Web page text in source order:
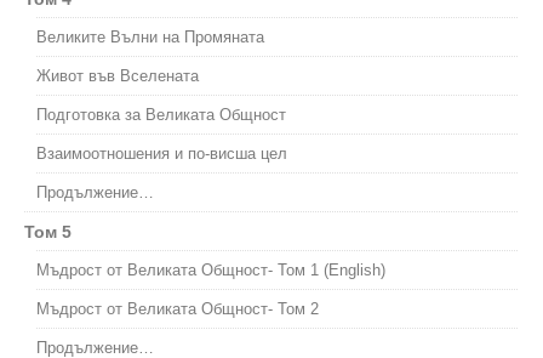
Великите Вълни на Промяната
Живот във Вселената
Подготовка за Великата Общност
Взаимоотношения и по-висша цел
Продължение…
Том 5
Мъдрост от Великата Общност- Том 1 (English)
Мъдрост от Великата Общност- Том 2
Продължение…